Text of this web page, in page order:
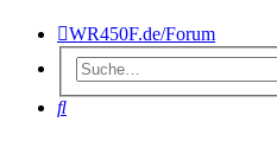
WR450F.de/Forum
Suche